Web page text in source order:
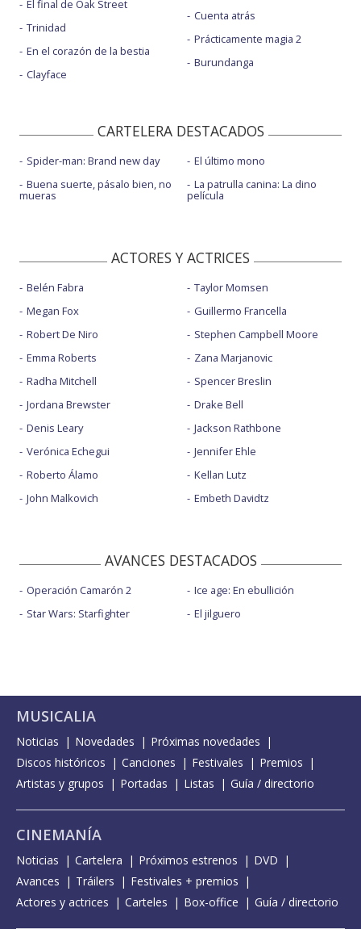
El final de Oak Street
Trinidad
En el corazón de la bestia
Clayface
Cuenta atrás
Prácticamente magia 2
Burundanga
CARTELERA DESTACADOS
Spider-man: Brand new day
Buena suerte, pásalo bien, no
mueras
El último mono
La patrulla canina: La dino
película
ACTORES Y ACTRICES
Belén Fabra
Megan Fox
Robert De Niro
Emma Roberts
Radha Mitchell
Jordana Brewster
Denis Leary
Verónica Echegui
Roberto Álamo
John Malkovich
Taylor Momsen
Guillermo Francella
Stephen Campbell Moore
Zana Marjanovic
Spencer Breslin
Drake Bell
Jackson Rathbone
Jennifer Ehle
Kellan Lutz
Embeth Davidtz
AVANCES DESTACADOS
Operación Camarón 2
Star Wars: Starfighter
Ice age: En ebullición
El jilguero
MUSICALIA
Noticias Novedades
Próximas novedades
Discos históricos
Canciones Festivales
Premios
Artistas y grupos
Portadas Listas Guía / directorio
CINEMANÍA
Noticias Cartelera Próximos estrenos
DVD
Avances
Tráilers
Festivales + premios
Actores y actrices
Carteles Box-office Guía / directorio